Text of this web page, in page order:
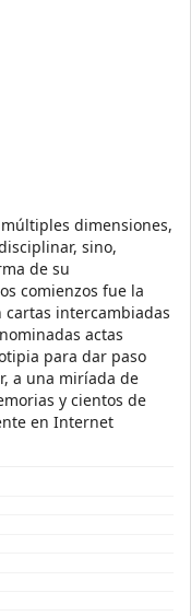
dimensiones,
sino,
de su
comienzos fue la
intercambiadas
actas
para dar paso
a una miríada de
y cientos de
en Internet